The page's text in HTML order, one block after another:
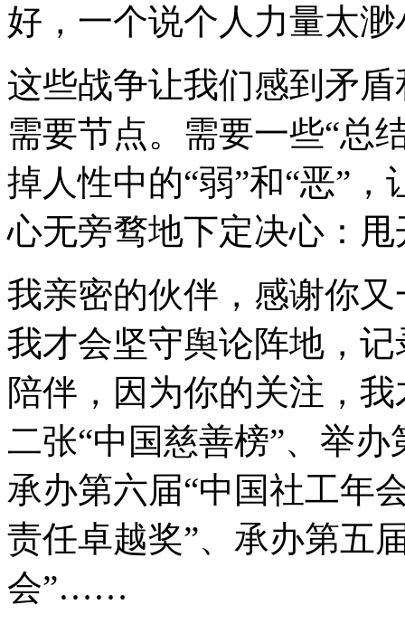
好，一个说个人力量太渺
这些战争让我们感到矛
需要节点。需要一些“总
掉人性中的“弱”和“恶”
心无旁骛地下定决心：
我亲密的伙伴，感谢你
我才会坚守舆论阵地，
陪伴，因为你的关注，
二张“中国慈善榜”、举
承办第六届“中国社工年
责任卓越奖”、承办第五
会”……